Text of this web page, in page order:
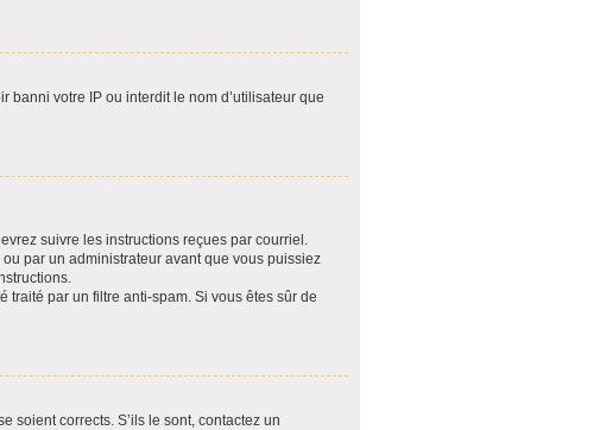
banni votre IP ou interdit le nom d’utilisateur que
suivre les instructions reçues par courriel.
par un administrateur avant que vous puissiez
traité par un filtre anti-spam. Si vous êtes sûr de
soient corrects. S’ils le sont, contactez un